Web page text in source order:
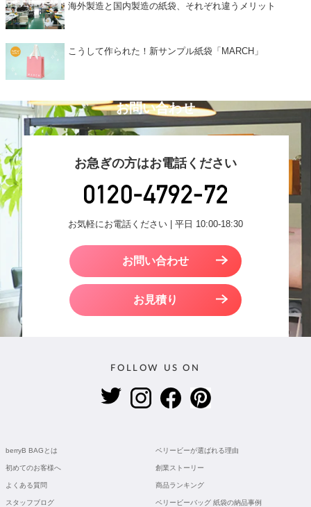
海外製造と国内製造の紙袋、それぞれ違うメリット
こうして作られた！新サンプル紙袋「MARCH」
お問い合わせ
お急ぎの方はお電話ください
お気軽にお電話ください | 平日 10:00-18:30
お問い合わせ
お見積り
FOLLOW US ON
berryB BAGとは ベリービーが選ばれる理由
初めてのお客様へ 創業ストーリー
よくある質問 商品ランキング
スタッフブログ ベリービーバッグ 紙袋の納品事例